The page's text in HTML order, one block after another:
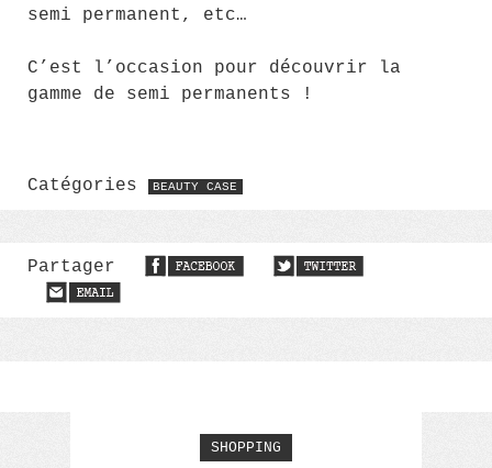
semi permanent, etc…
C’est l’occasion pour découvrir la
gamme de semi permanents !
Catégories BEAUTY CASE
Partager
SHOPPING